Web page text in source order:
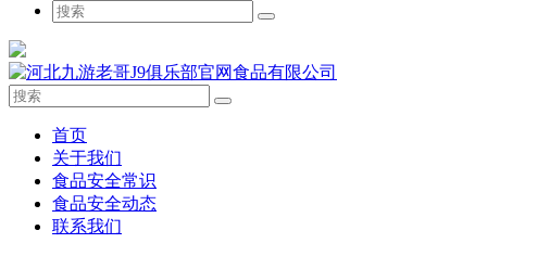
首页
关于我们
食品安全常识
食品安全动态
联系我们